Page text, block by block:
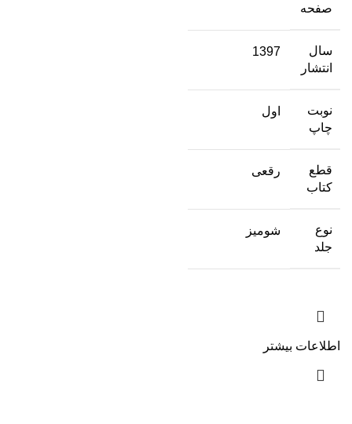
صفحه
سال
انتشار
1397
نوبت
چاپ
اول
قطع
کتاب
رقعی
نوع
جلد
شومیز
اطلاعات بیشتر